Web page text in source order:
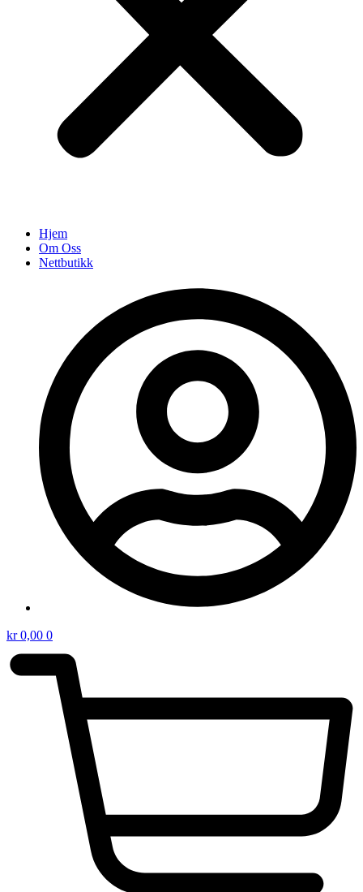
Hjem
Om Oss
Nettbutikk
kr0,00 0